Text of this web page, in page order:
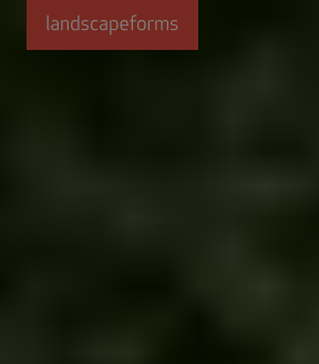
Saltar al contenido principal